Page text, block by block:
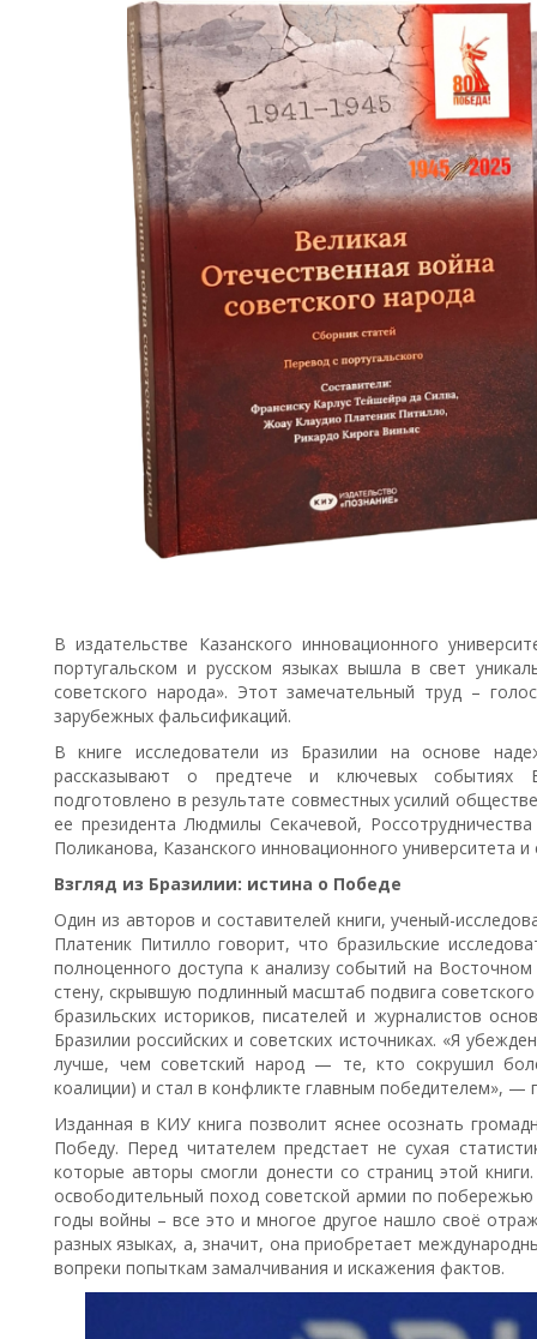
В издательстве Казанского инновационного
португальском и русском языках вышла в свет
советского народа». Этот замечательный труд –
зарубежных фальсификаций.
В книге исследователи из Бразилии на основе
рассказывают о предтече и ключевых событиях
подготовлено в результате совместных усилий
ее президента Людмилы Секачевой,
Поликанова, Казанского инновационного университета
Взгляд из Бразилии: истина о Победе
Один из авторов и составителей книги, ученый-
Платеник Питилло говорит, что бразильские
полноценного доступа к анализу событий на
стену, скрывшую подлинный масштаб подвига
бразильских историков, писателей и журналистов
Бразилии российских и советских источниках. «Я
лучше, чем советский народ — те, кто сокрушил
коалиции) и стал в конфликте главным победителем», —
Изданная в КИУ книга позволит яснее осознать
Победу. Перед читателем предстает не сухая
которые авторы смогли донести со страниц этой
освободительный поход советской армии по
годы войны – все это и многое другое нашло своё
разных языках, а, значит, она приобретает
вопреки попыткам замалчивания и искажения фактов.